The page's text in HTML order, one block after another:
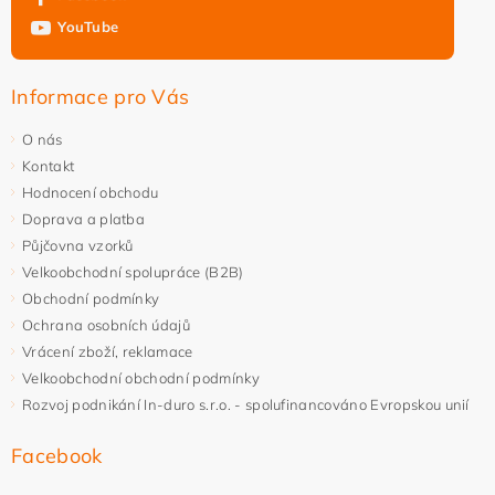
YouTube
Informace pro Vás
O nás
Kontakt
Hodnocení obchodu
Doprava a platba
Půjčovna vzorků
Velkoobchodní spolupráce (B2B)
Obchodní podmínky
Ochrana osobních údajů
Vrácení zboží, reklamace
Velkoobchodní obchodní podmínky
Rozvoj podnikání In-duro s.r.o. - spolufinancováno Evropskou unií
Facebook